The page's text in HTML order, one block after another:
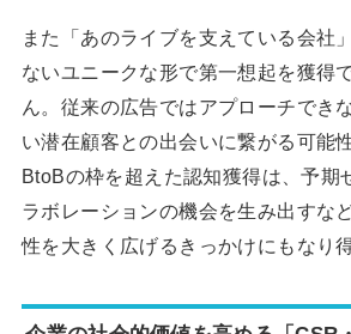
また「あのライブを支えている会社
ないユニークな形で第一想起を獲得
ん。従来の広告ではアプローチでき
い潜在顧客との出会いに繋がる可能
BtoBの枠を超えた認知獲得は、予期
ラボレーションの機会を生み出すな
性を大きく広げるきっかけにもなり